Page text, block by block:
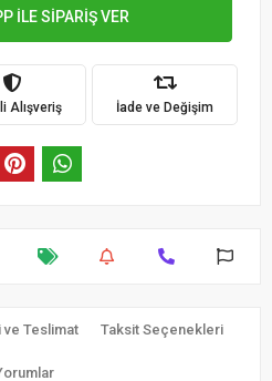
İLE SİPARİŞ VER
Alışveriş İade ve Değişim
ve Teslimat Taksit Seçenekleri